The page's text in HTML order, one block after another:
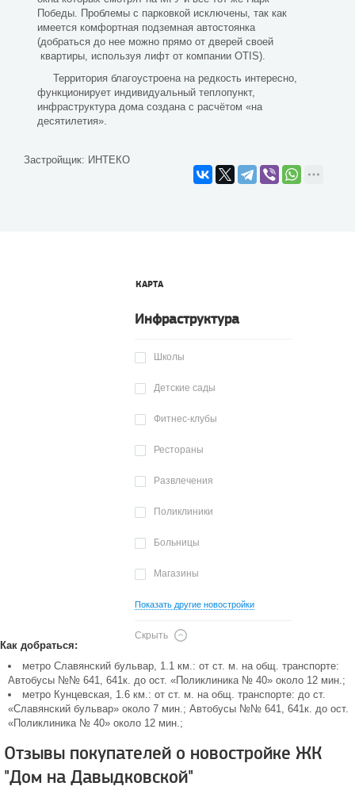
Победы. Проблемы с парковкой исключены, так как
имеется комфортная подземная автостоянка
(добраться до нее можно прямо от дверей своей
квартиры, используя лифт от компании OTIS).
Территория благоустроена на редкость интересно,
функционирует индивидуальный теплопункт,
инфраструктура дома создана с расчётом «на
десятилетия».
Застройщик: ИНТЕКО
КАРТА
Инфраструктура
Школы
Детские сады
Фитнес-клубы
Рестораны
Развлечения
Поликлиники
Больницы
Магазины
Показать другие новостройки
Скрыть
Как добраться:
метро Славянский бульвар, 1.1 км.: от ст. м. на общ. транспорте:
Автобусы №№ 641, 641к. до ост. «Поликлиника № 40» около 12 мин.;
метро Кунцевская, 1.6 км.: от ст. м. на общ. транспорте: до ст.
«Славянский бульвар» около 7 мин.; Автобусы №№ 641, 641к. до ост.
«Поликлиника № 40» около 12 мин.;
Отзывы покупателей о новостройке ЖК
"Дом на Давыдковской"